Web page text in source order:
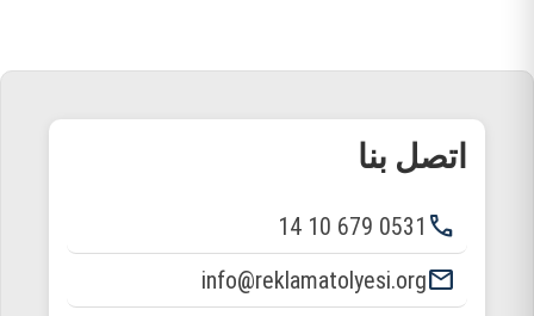
اتصل بنا
phone
0531 679 10 14
email
info@reklamatolyesi.org